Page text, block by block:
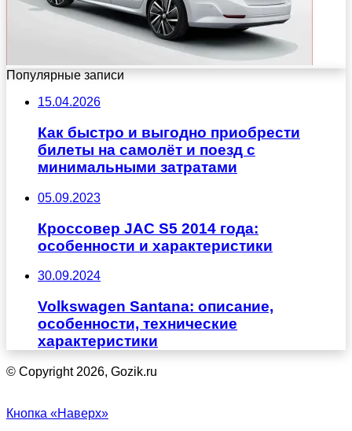
Популярные записи
15.04.2026
Как быстро и выгодно приобрести
билеты на самолёт и поезд с
минимальными затратами
05.09.2023
Кроссовер JAC S5 2014 года:
особенности и характеристики
30.09.2024
Volkswagen Santana: описание,
особенности, технические
характеристики
© Copyright 2026, Gozik.ru
Кнопка «Наверх»